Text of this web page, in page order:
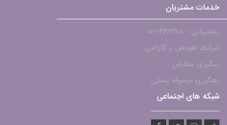
خدمات مشتریان
پشتیبانی - ۴۶۱۲۱۹۰۱-021
شرایط تعویض و گارانتی
پیگیری سفارش
رهگیری مرسوله پستی
شبکه های اجتماعی